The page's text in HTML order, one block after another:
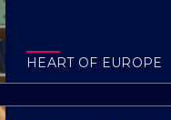
HEART OF EUROPE